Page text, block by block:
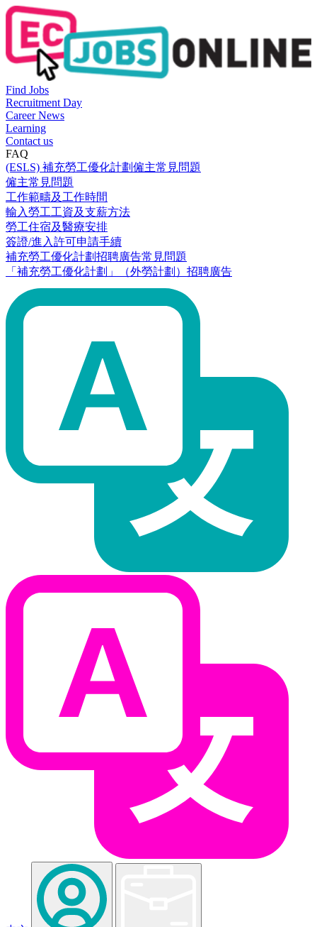
Find Jobs
Recruitment Day
Career News
Learning
Contact us
FAQ
(ESLS) 補充勞工優化計劃僱主常見問題
僱主常見問題
工作範疇及工作時間
輸入勞工工資及支薪方法
勞工住宿及醫療安排
簽證/進入許可申請手續
補充勞工優化計劃招聘廣告常見問題
「補充勞工優化計劃」（外勞計劃）招聘廣告